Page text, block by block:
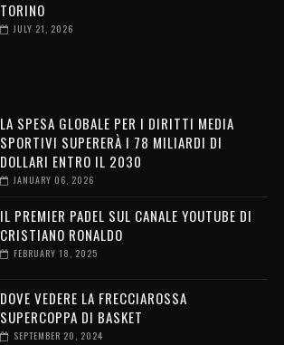
TORINO
JULY 21, 2026
LA SPESA GLOBALE PER I DIRITTI MEDIA
SPORTIVI SUPERERÀ I 78 MILIARDI DI
DOLLARI ENTRO IL 2030
JANUARY 06, 2026
IL PREMIER PADEL SUL CANALE YOUTUBE DI
CRISTIANO RONALDO
FEBRUARY 18, 2025
DOVE VEDERE LA FRECCIAROSSA
SUPERCOPPA DI BASKET
SEPTEMBER 20, 2024